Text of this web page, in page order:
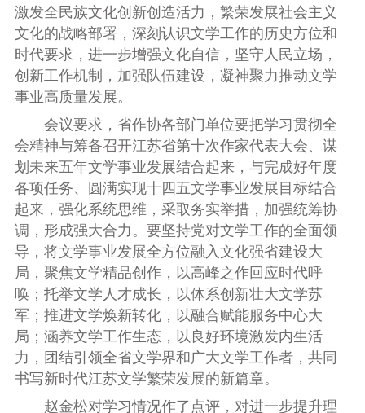
激发全民族文化创新创造活力，繁荣发展社会主义
文化的战略部署，深刻认识文学工作的历史方位和
时代要求，进一步增强文化自信，坚守人民立场，
创新工作机制，加强队伍建设，凝神聚力推动文学
事业高质量发展。
会议要求，省作协各部门单位要把学习贯彻全
会精神与筹备召开江苏省第十次作家代表大会、 谋
划未来五年文学事业发展结合起来，与完成好年度
各项任务、圆满实现十四五文学事业发展目标结合
起来，强化系统思维，采取务实举措，加强统筹协
调，形成强大合力。要坚持党对文学工作的全面领
导，将文学事业发展全方位融入文化强省建设大
局，聚焦文学精品创作，以高峰之作回应时代呼
唤；托举文学人才成长，以体系创新壮大文学苏
军；推进文学焕新转化，以融合赋能服务中心大
局；涵养文学工作生态，以良好环境激发内生活
力，团结引领全省文学界和广大文学工作者，共同
书写新时代江苏文学繁荣发展的新篇章。
赵金松对学习情况作了点评，对进一步提升理